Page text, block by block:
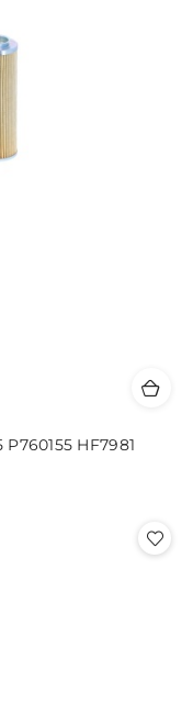
P760155 HF7981